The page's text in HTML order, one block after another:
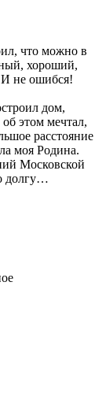
что можно в
хороший,
не ошибся!
дом,
этом мечтал,
расстояние
моя Родина.
Московской
долгу…